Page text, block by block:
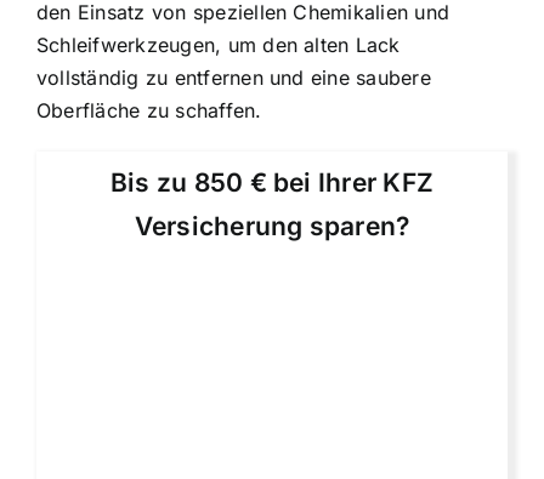
den Einsatz von speziellen Chemikalien und
Schleifwerkzeugen, um den alten Lack
vollständig zu entfernen und eine saubere
Oberfläche zu schaffen.
Bis zu 850 € bei Ihrer KFZ
Versicherung sparen?